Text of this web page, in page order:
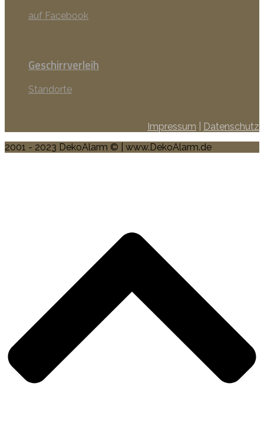
auf Facebook
Geschirrverleih
Standorte
Impressum
Datenschutz
2001 - 2023 DekoAlarm © | www.DekoAlarm.de